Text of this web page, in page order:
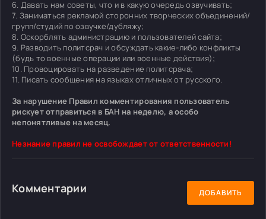
6. Давать нам советы, что и в какую очередь озвучивать;
7. Заниматься рекламой сторонних творческих объединений/
групп/студий по озвучке/дубляжу;
8. Оскорблять администрацию и пользователей сайта;
9. Разводить политсрач и обсуждать какие-либо конфликты
(будь то военные операции или военные действия);
10. Провоцировать на разведение политсрача;
11. Писать сообщения на языках отличных от русского.
За нарушение Правил комментирования пользователь
рискует отправиться в БАН на неделю, а особо
непонятливые на месяц.
Незнание правил не освобождает от ответственности!
Комментарии ДОБАВИТЬ